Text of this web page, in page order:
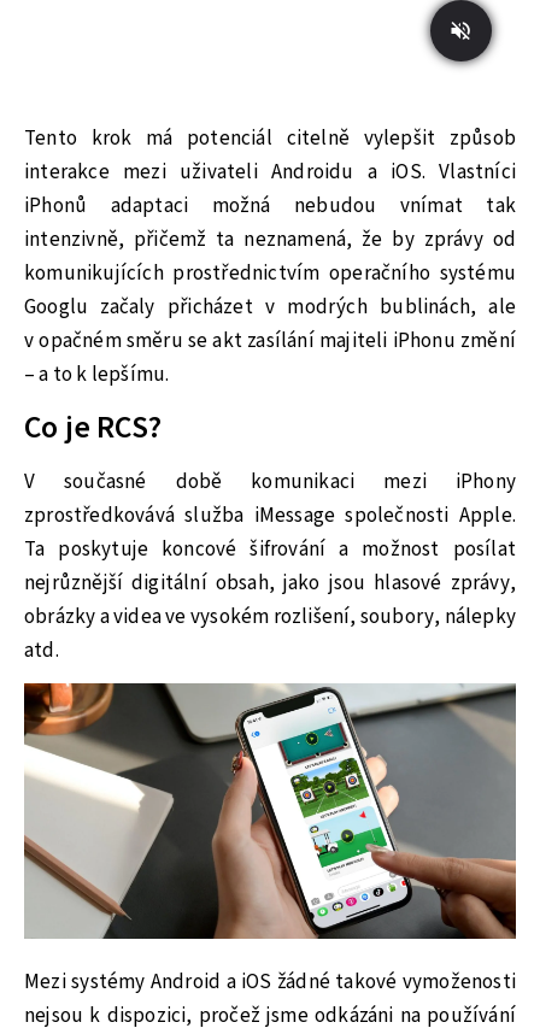
Tento krok má potenciál citelně vylepšit způsob
interakce mezi uživateli Androidu a iOS. Vlastníci
iPhonů adaptaci možná nebudou vnímat tak
intenzivně, přičemž ta neznamená, že by zprávy od
komunikujících prostřednictvím operačního systému
Googlu začaly přicházet v modrých bublinách, ale
v opačném směru se akt zasílání majiteli iPhonu změní
– a to k lepšímu.
Co je RCS?
V současné době komunikaci mezi iPhony
zprostředkovává služba iMessage společnosti Apple.
Ta poskytuje koncové šifrování a možnost posílat
nejrůznější digitální obsah, jako jsou hlasové zprávy,
obrázky a videa ve vysokém rozlišení, soubory, nálepky
atd.
Mezi systémy Android a iOS žádné takové vymoženosti
nejsou k dispozici, pročež jsme odkázáni na používání